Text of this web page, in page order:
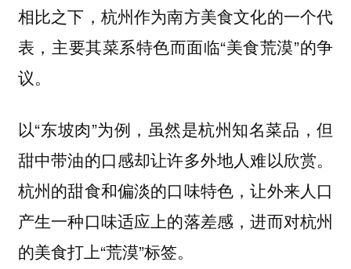
相比之下，杭州作为南方美食文化的一个代
表，主要其菜系特色而面临“美食荒漠”的争
议。
以“东坡肉”为例，虽然是杭州知名菜品，但
甜中带油的口感却让许多外地人难以欣赏。
杭州的甜食和偏淡的口味特色 ，让外来人口
产生一种口味适应上的落差感，进而对杭州
的美食打上“荒漠”标签。